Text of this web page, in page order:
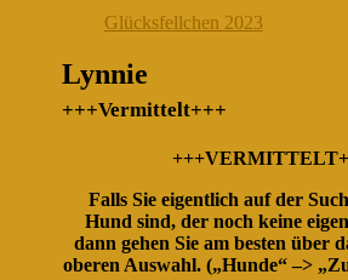
Glücksfellchen 2023
Lynnie
+++Vermittelt+++
Falls Sie eigentlich auf der
Hund sind, der noch keine
dann gehen Sie am besten über
oberen Auswahl. („Hunde“ –>